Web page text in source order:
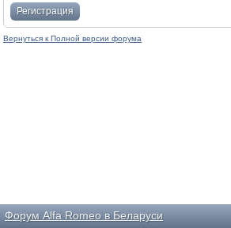
Регистрация
Вернуться к Полной версии форума
Форум Alfa Romeo в Беларуси